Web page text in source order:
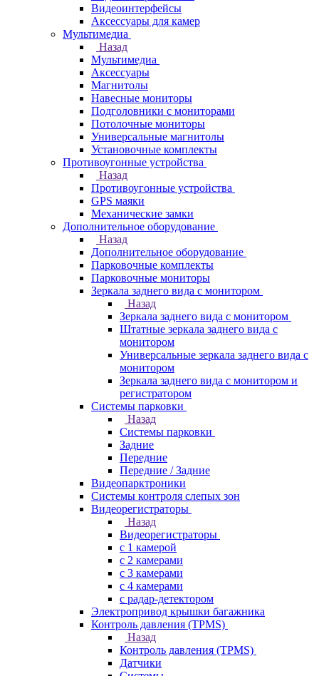
Видеоинтерфейсы
Аксессуары для камер
Мультимедиа
Назад
Мультимедиа
Аксессуары
Магнитолы
Навесные мониторы
Подголовники с мониторами
Потолочные мониторы
Универсальные магнитолы
Установочные комплекты
Противоугонные устройства
Назад
Противоугонные устройства
GPS маяки
Механические замки
Дополнительное оборудование
Назад
Дополнительное оборудование
Парковочные комплекты
Парковочные мониторы
Зеркала заднего вида с монитором
Назад
Зеркала заднего вида с монитором
Штатные зеркала заднего вида с
монитором
Универсальные зеркала заднего вида с
монитором
Зеркала заднего вида с монитором и
регистратором
Системы парковки
Назад
Системы парковки
Задние
Передние
Передние / Задние
Видеопарктроники
Системы контроля слепых зон
Видеорегистраторы
Назад
Видеорегистраторы
с 1 камерой
с 2 камерами
с 3 камерами
с 4 камерами
с радар-детектором
Электропривод крышки багажника
Контроль давления (TPMS)
Назад
Контроль давления (TPMS)
Датчики